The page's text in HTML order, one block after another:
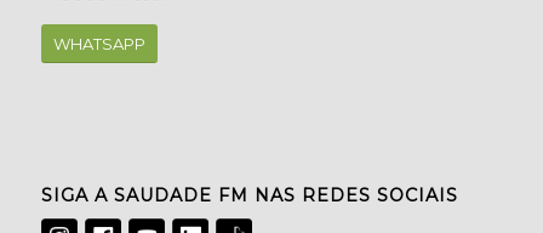
WHATSAPP
SIGA A SAUDADE FM NAS REDES SOCIAIS